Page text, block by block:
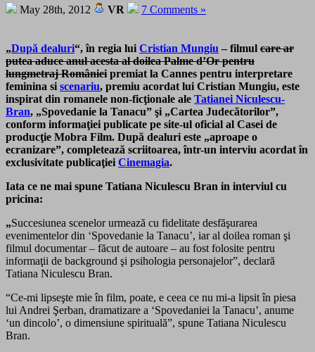
May 28th, 2012 VR 7 Comments »
„După dealuri“, în regia lui Cristian Mungiu – filmul care ar
putea aduce anul acesta al doilea Palme d’Or pentru
lungmetraj României premiat la Cannes pentru interpretare
feminina si scenariu, premiu acordat lui Cristian Mungiu, este
inspirat din romanele non-ficţionale ale Tatianei Niculescu-
Bran, „Spovedanie la Tanacu” şi „Cartea Judecătorilor”,
conform informaţiei publicate pe site-ul oficial al Casei de
producţie Mobra Film. După dealuri este „aproape o
ecranizare”, completează scriitoarea, într-un interviu acordat în
exclusivitate publicaţiei Cinemagia.
Iata ce ne mai spune Tatiana Niculescu Bran in interviul cu
pricina:
„Succesiunea scenelor urmează cu fidelitate desfăşurarea
evenimentelor din ‘Spovedanie la Tanacu’, iar al doilea roman şi
filmul documentar – făcut de autoare – au fost folosite pentru
informaţii de background şi psihologia personajelor”, declară
Tatiana Niculescu Bran.
“Ce-mi lipseşte mie în film, poate, e ceea ce nu mi-a lipsit în piesa
lui Andrei Şerban, dramatizare a ‘Spovedaniei la Tanacu’, anume
‘un dincolo’, o dimensiune spirituală”, spune Tatiana Niculescu
Bran.